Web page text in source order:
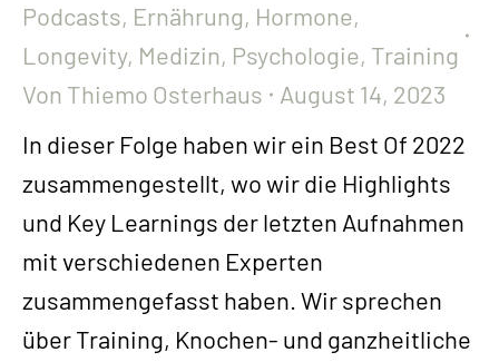
Podcasts, Ernährung, Hormone,
Longevity, Medizin, Psychologie, Training
Von Thiemo Osterhaus
August 14, 2023
In dieser Folge haben wir ein Best Of 2022
zusammengestellt, wo wir die Highlights
und Key Learnings der letzten Aufnahmen
mit verschiedenen Experten
zusammengefasst haben. Wir sprechen
über Training, Knochen- und ganzheitliche